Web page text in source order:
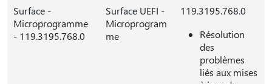
Surface -
Microprogramme
- 119.3195.768.0
Surface UEFI -
Microprogram
me
119.3195.768.0
Résolution
des
problèmes
liés aux mises